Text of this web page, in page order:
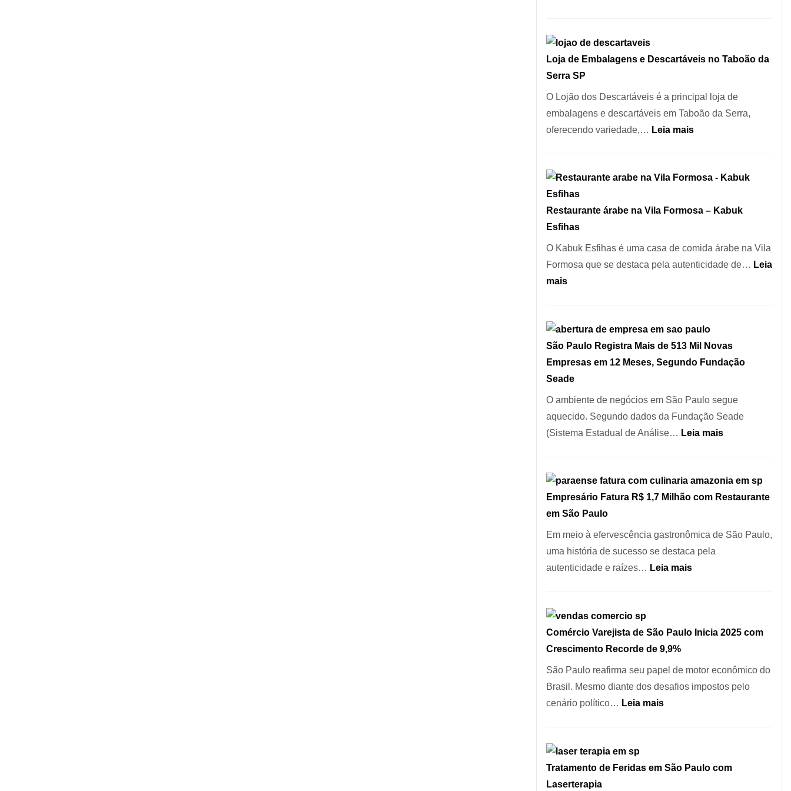
Itaim
Marcas
INPI
São
Carlos
SP
Loja de Embalagens e Descartáveis no Taboão da
Serra SP
O Lojão dos Descartáveis é a principal loja de
embalagens e descartáveis em Taboão da Serra,
oferecendo variedade,… Leia mais:
Embalagens
Descartáveis
Taboão
da
Restaurante árabe na Vila Formosa – Kabuk
Esfihas
O Kabuk Esfihas é uma casa de comida árabe na Vila
Formosa que se destaca pela autenticidade de… Leia
mais:
na
Vila
Formosa
–
Kabuk
Esfihas
São Paulo Registra Mais de 513 Mil Novas
Empresas em 12 Meses, Segundo Fundação
Seade
O ambiente de negócios em São Paulo segue
aquecido. Segundo dados da Fundação Seade
(Sistema Estadual de Análise… Leia mais:
Registra
Mais
513
Meses,
Empresário Fatura R$ 1,7 Milhão com Restaurante
em São Paulo
Em meio à efervescência gastronômica de São Paulo,
uma história de sucesso se destaca pela
autenticidade e raízes… Leia mais:
1,7
com
Restaurante
Comércio Varejista de São Paulo Inicia 2025 com
Crescimento Recorde de 9,9%
São Paulo reafirma seu papel de motor econômico do
Brasil. Mesmo diante dos desafios impostos pelo
cenário político… Leia mais:
São
Tratamento de Feridas em São Paulo com
Laserterapia